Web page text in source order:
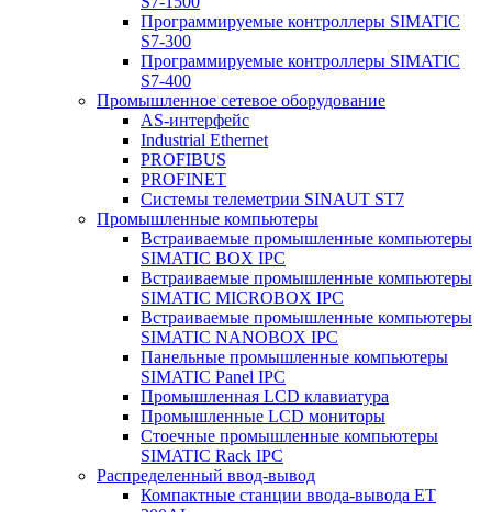
Программируемые контроллеры SIMATIC
S7-300
Программируемые контроллеры SIMATIC
S7-400
Промышленное сетевое оборудование
AS-интерфейс
Industrial Ethernet
PROFIBUS
PROFINET
Системы телеметрии SINAUT ST7
Промышленные компьютеры
Встраиваемые промышленные компьютеры
SIMATIC BOX IPC
Встраиваемые промышленные компьютеры
SIMATIC MICROBOX IPC
Встраиваемые промышленные компьютеры
SIMATIC NANOBOX IPC
Панельные промышленные компьютеры
SIMATIC Panel IPC
Промышленная LCD клавиатура
Промышленные LCD мониторы
Стоечные промышленные компьютеры
SIMATIC Rack IPC
Распределенный ввод-вывод
Компактные станции ввода-вывода ET